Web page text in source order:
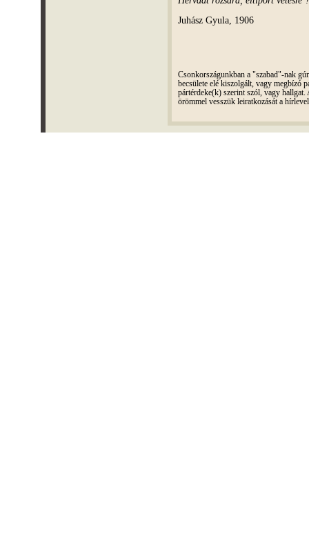
Juhász Gyula, 1906
Csonkországunkban a "szabad"-nak
becsülete elé kiszolgált, vagy megbízó
pártérdeke(k) szerint szól, vagy
örömmel vesszük leiratkozását a